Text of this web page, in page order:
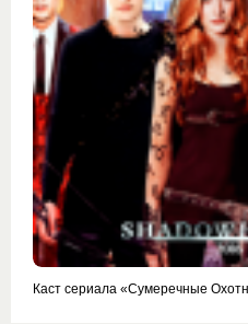
Каст сериала «Сумеречные